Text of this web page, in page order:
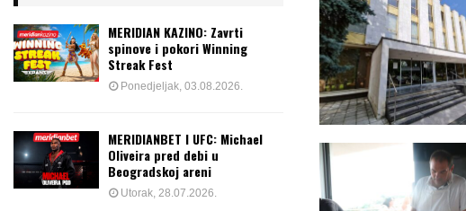
MERIDIAN KAZINO: Zavrti
spinove i pokori Winning
Streak Fest
Ponedjeljak, 03.08.2026.
MERIDIANBET I UFC: Michael
Oliveira pred debi u
Beogradskoj areni
Utorak, 28.07.2026.